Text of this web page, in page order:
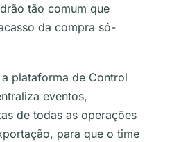
tão comum que
da compra só-
plataforma de Control
eventos,
de todas as operações
para que o time